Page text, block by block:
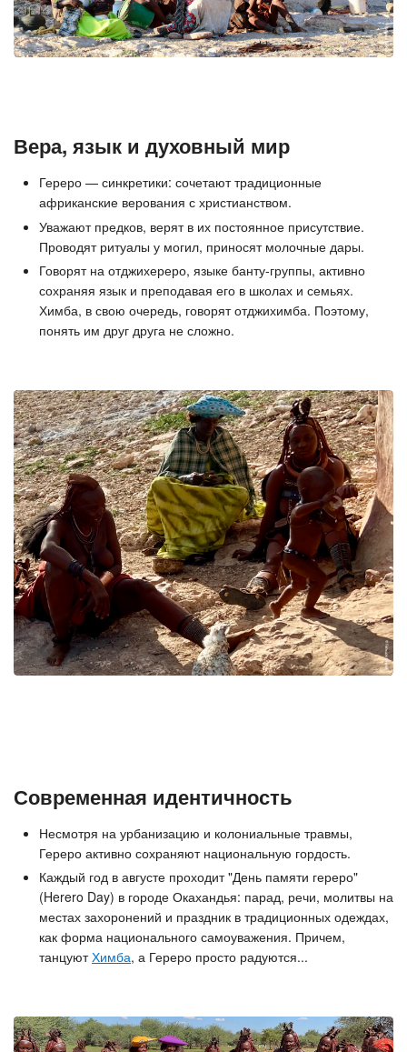
Вера, язык и духовный мир
Гереро — синкретики: сочетают традиционные
африканские верования с христианством.
Уважают предков, верят в их постоянное присутствие.
Проводят ритуалы у могил, приносят молочные дары.
Говорят на отджихереро, языке банту-группы, активно
сохраняя язык и преподавая его в школах и семьях.
Химба, в свою очередь, говорят отджихимба. Поэтому,
понять им друг друга не сложно.
Современная идентичность
Несмотря на урбанизацию и колониальные травмы,
Гереро активно сохраняют национальную гордость.
Каждый год в августе проходит "День памяти гереро"
(Herero Day) в городе Окахандья: парад, речи, молитвы на
местах захоронений и праздник в традиционных одеждах,
как форма национального самоуважения. Причем,
танцуютХимба, а Гереро просто радуются...